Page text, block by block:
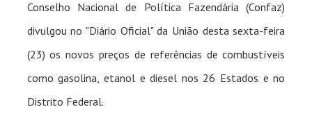
Conselho Nacional de Política Fazendária (Confaz)
divulgou no "Diário Oficial" da União desta sexta-feira
(23) os novos preços de referências de combustíveis
como gasolina, etanol e diesel nos 26 Estados e no
Distrito Federal.